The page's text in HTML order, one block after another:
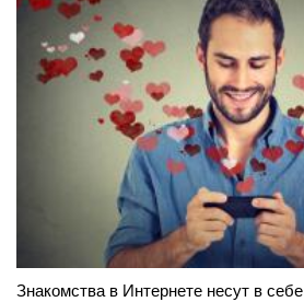
Знакомства в Интернете несут в